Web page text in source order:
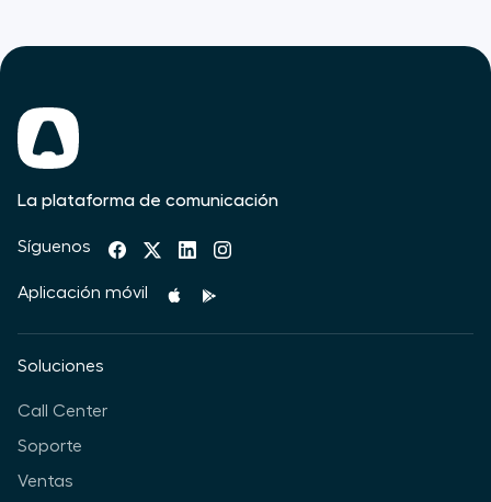
La plataforma de comunicación
Síguenos
Aplicación móvil
Soluciones
Call Center
Soporte
Ventas